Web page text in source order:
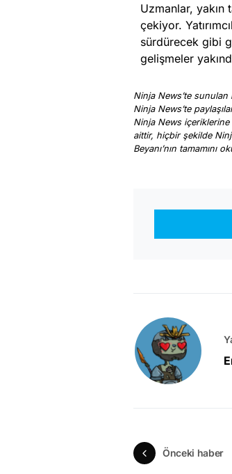
Uzmanlar, yakın
çekiyor.
sürdürecek gibi
gelişmeler
Ninja News’te sunulan
Ninja News’te
Ninja News içeriklerine
aittir, hiçbir şekilde
Beyanı’nın tamamını
Önceki haber